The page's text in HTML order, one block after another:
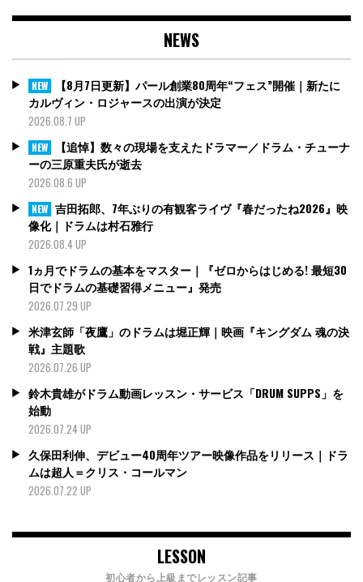
NEWS
NEW
【8月7日更新】パール創業80周年“フェス”開催｜新たに
カルヴィン・ロジャースの出演が決定
2026.08.7 UP
NEW
【追悼】数々の現場を支えたドラマー／ドラム・チューナ
ーの三原重夫氏が逝去
2026.08.6 UP
NEW 吉田拓郎、7年ぶりの有観客ライヴ『春だったね2026』映
像化｜ドラムは村石雅行
2026.08.4 UP
1ヵ月でドラムの基本をマスター｜『ゼロからはじめる! 最短30
日でドラムの基礎習得メニュー』発売
2026.07.29 UP
米津玄師「夜鷹」のドラムは堀正輝｜映画『キングダム 魂の決
戦』主題歌
2026.07.26 UP
鈴木貴雄がドラム動画レッスン・サービス「DRUM SUPPS」を
始動
2026.07.24 UP
久保田利伸、デビュー40周年ツアー映像作品をリリース｜ドラ
ムは超人＝クリス・コールマン
2026.07.22 UP
LESSON
初心者から上級までレッスン記事